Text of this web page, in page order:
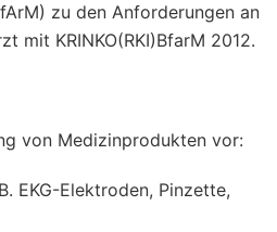
zu den Anforderungen an
mit KRINKO(RKI)BfarM 2012.
von Medizinprodukten vor:
EKG-Elektroden, Pinzette,